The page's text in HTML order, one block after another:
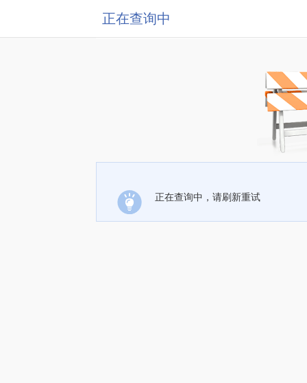
正在查询中
正在查询中，请刷新重试